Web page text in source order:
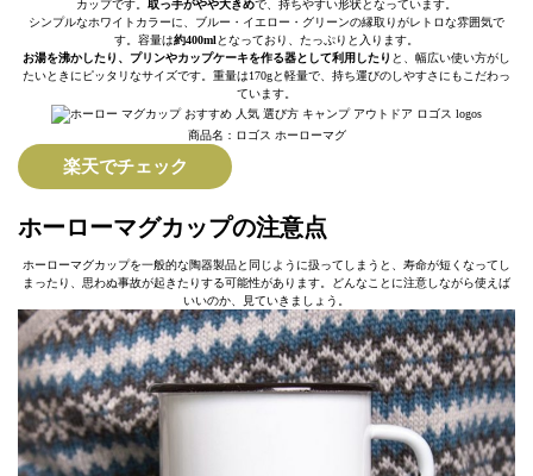
カップです。 取っ手がやや大きめで、持ちやすい形状となっています。
シンプルなホワイトカラーに、ブルー・イエロー・グリーンの縁取りがレトロな雰囲気で
す。容量は約400mlとなっており、たっぷりと入ります。
お湯を沸かしたり、プリンやカップケーキを作る器として利用したり と、幅広い使い方がし
たいときにピッタリなサイズです。重量は170gと軽量で、持ち運びのしやすさにもこだわっ
ています。
商品名：ロゴス ホーローマグ
楽天でチェック
ホーローマグカップの注意点
ホーローマグカップを一般的な陶器製品と同じように扱ってしまうと、寿命が短くなってし
まったり、思わぬ事故が起きたりする可能性があります。どんなことに注意しながら使えば
いいのか、見ていきましょう。